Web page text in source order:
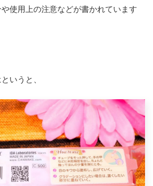
使用上の注意などが書かれています
いうと、